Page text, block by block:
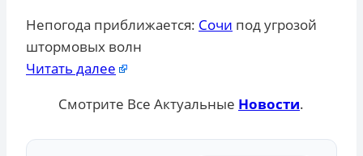
Непогода приближается: Сочи под угрозой
штормовых волн
Читать далее
Смотрите Все Актуальные Новости.